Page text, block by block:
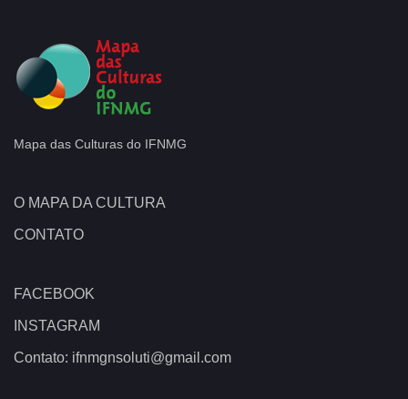
Mapa das Culturas do IFNMG
O MAPA DA CULTURA
CONTATO
FACEBOOK
INSTAGRAM
Contato: ifnmgnsoluti@gmail.com